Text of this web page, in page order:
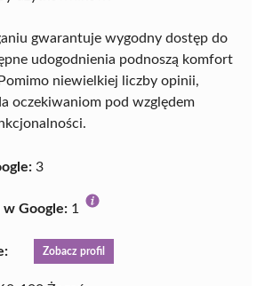
gwarantuje wygodny dostęp do
udogodnienia podnoszą komfort
niewielkiej liczby opinii,
oczekiwaniom pod względem
3
w Google: 1
Zobacz profil